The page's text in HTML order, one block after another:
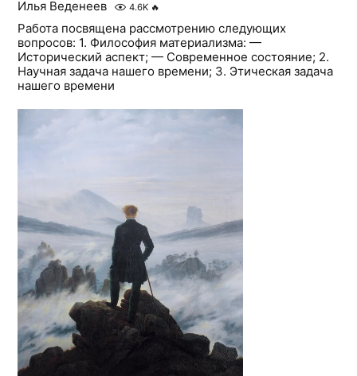
Илья Веденеев 4.6K 🔥
Работа посвящена рассмотрению следующих
вопросов: 1. Философия материализма: —
Исторический аспект; — Современное состояние; 2.
Научная задача нашего времени; 3. Этическая задача
нашего времени